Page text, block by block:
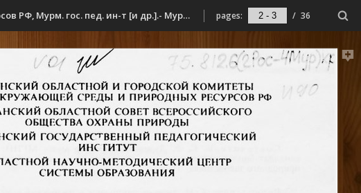
Историко-природный маршрут в центре Мурманска / Мурм. обл. и гор. ком. охраны окружающей среды и природ. ресурсов РФ, Мурм. гос. пед. ин-т [и др.].- Мурманск : [б. и.], 1993. - 30, [2] с. : ил. pages: / 36